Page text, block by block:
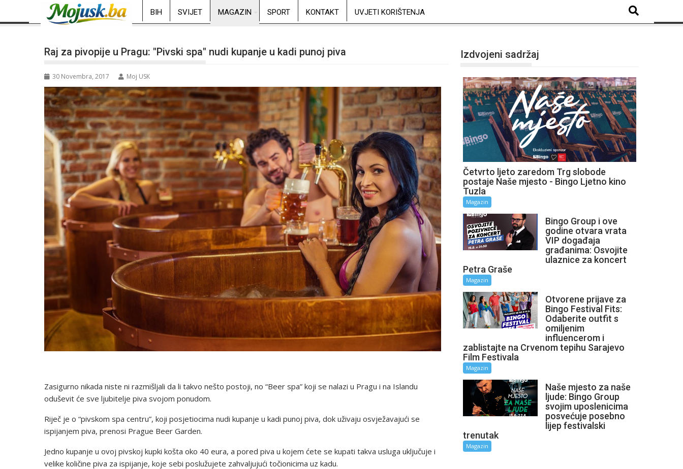
BIH SVIJET MAGAZIN SPORT KONTAKT UVJETI KORIŠTENJA
Raj za pivopije u Pragu: "Pivski spa" nudi kupanje u kadi punoj piva
30 Novembra, 2017 Moj USK
Zasigurno nikada niste ni razmišljali da li takvo nešto postoji, no “Beer spa” koji se nalazi u Pragu i na Islandu
oduševit će sve ljubitelje piva svojom ponudom.
Riječ je o “pivskom spa centru”, koji posjetiocima nudi kupanje u kadi punoj piva, dok uživaju osvježavajući se
ispijanjem piva, prenosi Prague Beer Garden.
Jedno kupanje u ovoj pivskoj kupki košta oko 40 eura, a pored piva u kojem ćete se kupati takva usluga uključuje i
velike količine piva za ispijanje, koje sebi poslužujete zahvaljujući točionicima uz kadu.
Izdvojeni sadržaj
Četvrto ljeto zaredom Trg slobode
postaje Naše mjesto - Bingo Ljetno kino
Tuzla
Magazin
Bingo Group i ove
godine otvara vrata
VIP događaja
građanima: Osvojite
ulaznice za koncert
Petra Graše
Magazin
Otvorene prijave za
Bingo Festival Fits:
Odaberite outfit s
omiljenim
influencerom i
zablistajte na Crvenom tepihu Sarajevo
Film Festivala
Magazin
Naše mjesto za naše
ljude: Bingo Group
svojim uposlenicima
posvećuje posebno
lijep festivalski
trenutak
Magazin